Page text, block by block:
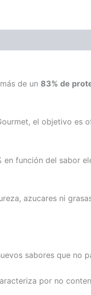
de un 83% de
el objetivo es
función del sabor
azucares ni
sabores que no
por no